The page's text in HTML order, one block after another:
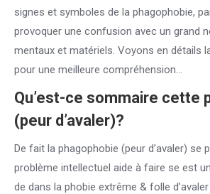
signes et symboles de la phagophobie,
provoquer une confusion avec un grand
mentaux et matériels. Voyons en détails
pour une meilleure compréhension…
Qu’est-ce sommaire cette
(peur d’avaler)?
De fait la phagophobie (peur d’avaler) se
problème intellectuel aide à faire se est
de dans la phobie extrême & folle